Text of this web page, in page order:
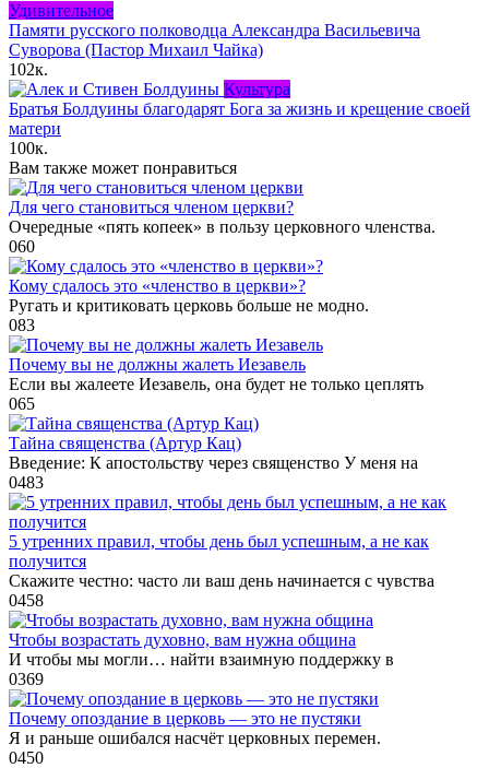
Удивительное
Памяти русского полководца Александра Васильевича
Суворова (Пастор Михаил Чайка)
102к.
Культура
Братья Болдуины благодарят Бога за жизнь и крещение своей
матери
100к.
Вам также может понравиться
Для чего становиться членом церкви?
Очередные «пять копеек» в пользу церковного членства.
060
Кому сдалось это «членство в церкви»?
Ругать и критиковать церковь больше не модно.
083
Почему вы не должны жалеть Иезавель
Если вы жалеете Иезавель, она будет не только цеплять
065
Тайна священства (Артур Кац)
Введение: К апостольству через священство У меня на
0483
5 утренних правил, чтобы день был успешным, а не как
получится
Скажите честно: часто ли ваш день начинается с чувства
0458
Чтобы возрастать духовно, вам нужна община
И чтобы мы могли… найти взаимную поддержку в
0369
Почему опоздание в церковь — это не пустяки
Я и раньше ошибался насчёт церковных перемен.
0450